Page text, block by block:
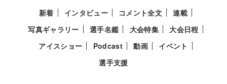
新着 インタビュー コメント全文
連載
写真ギャラリー
選手名鑑 大会特集
大会日程
アイスショー
Podcast 動画
イベント
選手支援